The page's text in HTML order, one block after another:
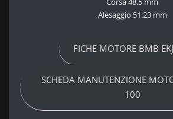
Alesaggio 51.23 mm
FICHE MOTORE BMB
SCHEDA MANUTENZIONE
100